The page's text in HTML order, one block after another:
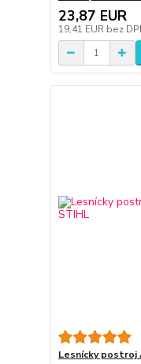
23,87 EUR
19,41 EUR bez
Lesnícky postroj